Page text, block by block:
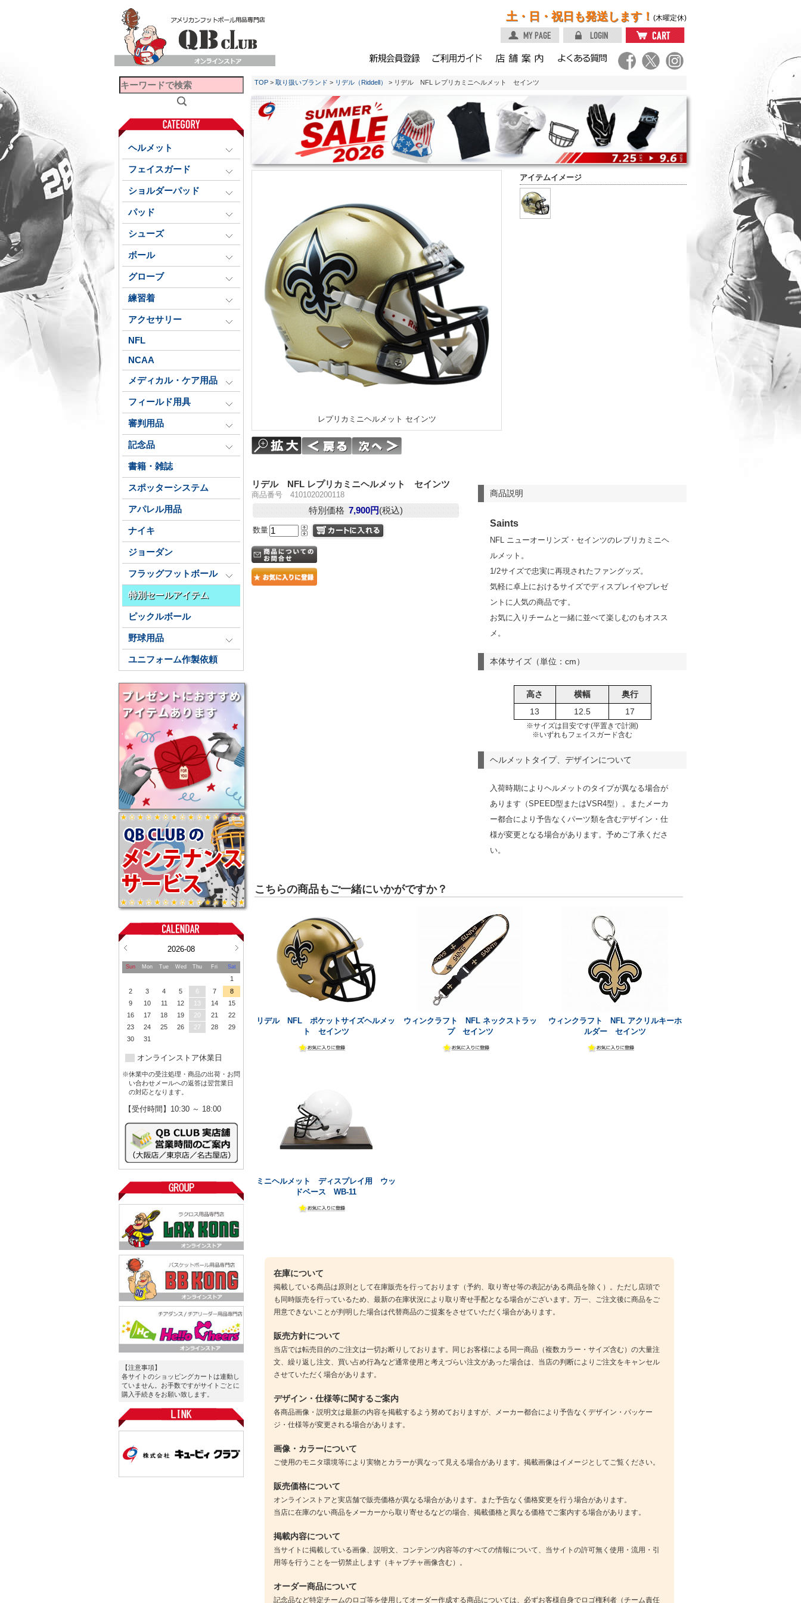
土・日・祝日も発送します！ (木曜定休)
ヘルメット
フェイスガード
ショルダーパッド
パッド
シューズ
ボール
グローブ
練習着
アクセサリー
NFL
NCAA
メディカル・ケア用品
フィールド用具
審判用品
記念品
書籍・雑誌
スポッターシステム
アパレル用品
ナイキ
ジョーダン
フラッグフットボール
特別セールアイテム
ピックルボール
野球用品
ユニフォーム作製依頼
2026-08
Sun Mon Tue Wed Thu Fri Sat
1
2
3 4 5 6 7
8
9
10 11 12 13 14
15
16
17 18 19 20 21
22
23
24 25 26 27 28
29
30
31
オンラインストア休業日
※休業中の受注処理・商品の出荷・お問
い合わせメールへの返答は翌営業日
の対応となります。
【受付時間】10:30 ～ 18:00
【注意事項】
各サイトのショッピングカートは連動し
ていません。お手数ですがサイトごとに
購入手続きをお願い致します。
TOP > 取り扱いブランド > リデル（Riddell） > リデル NFL レプリカミニヘルメット セインツ
アイテムイメージ
レプリカミニヘルメット セインツ
商品説明
Saints
NFL ニューオーリンズ・セインツのレプリカミニヘ
ルメット。
1/2サイズで忠実に再現されたファングッズ。
気軽に卓上におけるサイズでディスプレイやプレゼ
ントに人気の商品です。
お気に入りチームと一緒に並べて楽しむのもオスス
メ。
本体サイズ（単位：cm）
高さ 横幅
奥行
13
12.5 17
※サイズは目安です(平置きで計測)
※いずれもフェイスガード含む
ヘルメットタイプ、デザインについて
入荷時期によりヘルメットのタイプが異なる場合が
あります（SPEED型またはVSR4型）。またメーカ
ー都合により予告なくパーツ類を含むデザイン・仕
様が変更となる場合があります。予めご了承くださ
い。
リデル NFL レプリカミニヘルメット セインツ
商品番号 4101020200118
特別価格 7,900円(税込)
数量
こちらの商品もご一緒にいかがですか？
リデル NFL ポケットサイズヘルメッ
ト セインツ
ウィンクラフト NFL ネックストラッ
プ セインツ
ウィンクラフト NFL アクリルキーホ
ルダー セインツ
ミニヘルメット ディスプレイ用 ウッ
ドベース WB-11
在庫について
掲載している商品は原則として在庫販売を行っております（予約、取り寄せ等の表記がある商品を除く）。ただし店頭で
も同時販売を行っているため、最新の在庫状況により取り寄せ手配となる場合がございます。万一、ご注文後に商品をご
用意できないことが判明した場合は代替商品のご提案をさせていただく場合があります。
販売方針について
当店では転売目的のご注文は一切お断りしております。同じお客様による同一商品（複数カラー・サイズ含む）の大量注
文、繰り返し注文、買い占め行為など通常使用と考えづらい注文があった場合は、当店の判断によりご注文をキャンセル
させていただく場合があります。
デザイン・仕様等に関するご案内
各商品画像・説明文は最新の内容を掲載するよう努めておりますが、メーカー都合により予告なくデザイン・パッケー
ジ・仕様等が変更される場合があります。
画像・カラーについて
ご使用のモニタ環境等により実物とカラーが異なって見える場合があります。掲載画像はイメージとしてご覧ください。
販売価格について
オンラインストアと実店舗で販売価格が異なる場合があります。また予告なく価格変更を行う場合があります。
当店に在庫のない商品をメーカーから取り寄せるなどの場合、掲載価格と異なる価格でご案内する場合があります。
掲載内容について
当サイトに掲載している画像、説明文、コンテンツ内容等のすべての情報について、当サイトの許可無く使用・流用・引
用等を行うことを一切禁止します（キャプチャ画像含む）。
オーダー商品について
記念品など特定チームのロゴ等を使用してオーダー作成する商品については、必ずお客様自身でロゴ権利者（チーム責任